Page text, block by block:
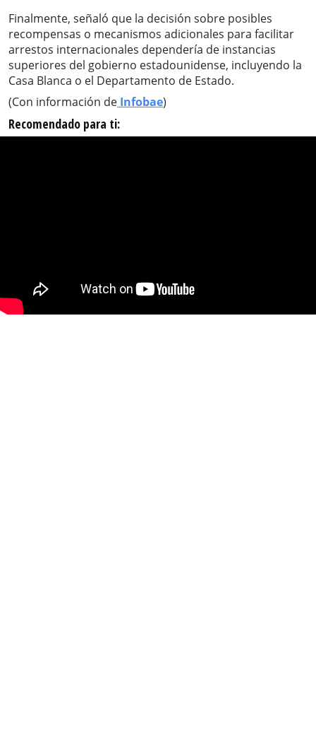
Finalmente, señaló que la decisión sobre posibles
recompensas o mecanismos adicionales para facilitar
arrestos internacionales dependería de instancias
superiores del gobierno estadounidense, incluyendo la
Casa Blanca o el Departamento de Estado.
(Con información de Infobae)
Recomendado para ti: